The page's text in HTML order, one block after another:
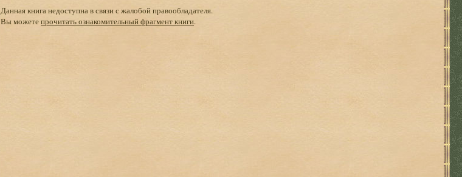
Данная книга недоступна в связи с жалобой правообладателя.
Вы можетепрочитать ознакомительный фрагмент книги.